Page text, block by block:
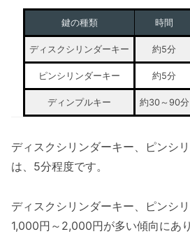
鍵の種類 時間
ディスクシリンダーキー 約5分
ピンシリンダーキー 約5分
ディンプルキー 約30～90分
ディスクシリンダーキー、ピンシ
は、5分程度です。
ディスクシリンダーキー、ピンシ
1,000円～2,000円が多い傾向にあり